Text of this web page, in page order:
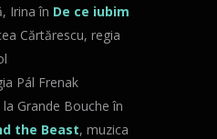
Irina în De ce iubim
Cărtărescu, regia
Pál Frenak
Grande Bouche în
the Beast, muzica